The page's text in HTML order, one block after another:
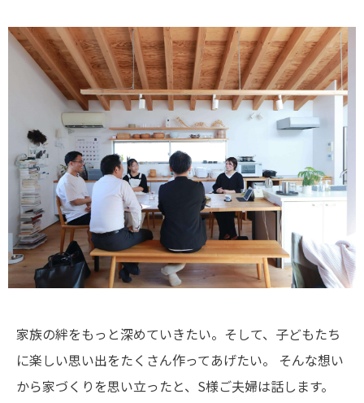
家族の絆をもっと深めていきたい。そして、子どもたち
に楽しい思い出をたくさん作ってあげたい。
そんな想い
から家づくりを思い立ったと、S様ご夫婦は話します。